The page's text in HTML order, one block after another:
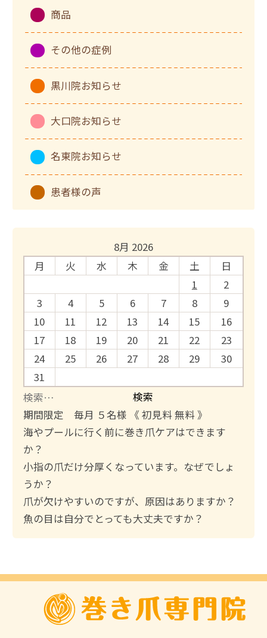
商品
その他の症例
黒川院お知らせ
大口院お知らせ
名東院お知らせ
患者様の声
8月 2026
月
火 水 木 金 土
日
1
2
3
4 5 6 7 8
9
10
11 12 13 14 15
16
17
18 19 20 21 22
23
24
25 26 27 28 29
30
31
検
索
:
期間限定 毎月 ５名様 《 初見料 無料 》
海やプールに行く前に巻き爪ケアはできます
か？
小指の爪だけ分厚くなっています。なぜでしょ
うか？
爪が欠けやすいのですが、原因はありますか？
魚の目は自分でとっても大丈夫ですか？